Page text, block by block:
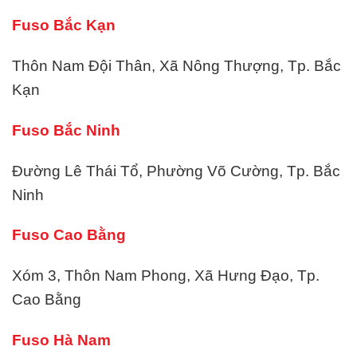
Fuso Bắc Kạn
Thôn Nam Đội Thân, Xã Nông Thượng, Tp. Bắc
Kạn
Fuso Bắc Ninh
Đường Lê Thái Tổ, Phường Võ Cường, Tp. Bắc
Ninh
Fuso Cao Bằng
Xóm 3, Thôn Nam Phong, Xã Hưng Đạo, Tp.
Cao Bằng
Fuso Hà Nam